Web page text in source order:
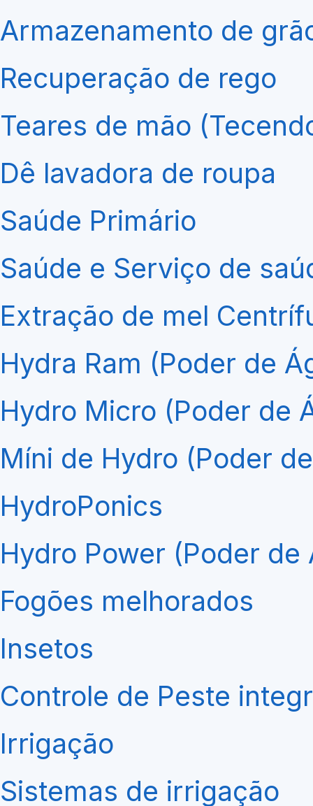
Armazenamento de
Recuperação de rego
Teares de mão
Dê lavadora de roupa
Saúde Primário
Saúde e Serviço de
Extração de mel
Hydra Ram (Poder de
Hydro Micro (Poder de
Míni de Hydro (Poder
HydroPonics
Hydro Power (Poder de
Fogões melhorados
Insetos
Controle de Peste
Irrigação
Sistemas de irrigação